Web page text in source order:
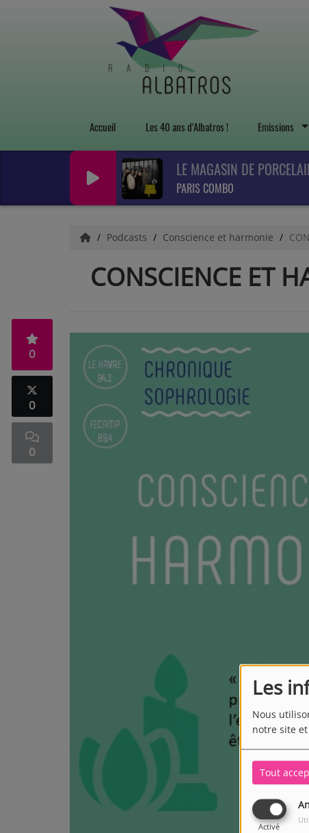
Les
Nous
notre site
Tout
Activé
Accueil Les 40 ans d'Albatros ! Emissions
LE MAGASIN DE
PARIS COMBO
Podcasts Conscience et harmonie
CONSCIENCE ET
0
0
0